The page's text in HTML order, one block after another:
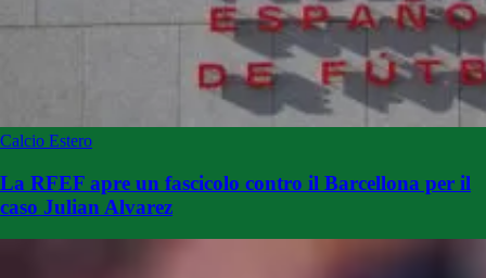
Calcio Estero
La RFEF apre un fascicolo contro il Barcellona per il
caso Julian Alvarez